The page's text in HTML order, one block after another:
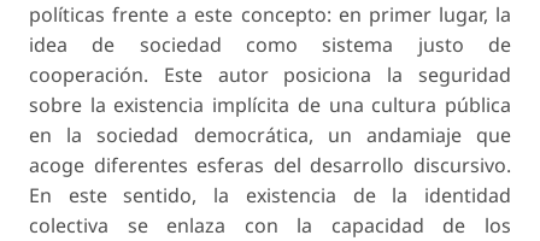
políticas frente a este concepto: en primer lugar, la
idea de sociedad como sistema justo de
cooperación. Este autor posiciona la seguridad
sobre la existencia implícita de una cultura pública
en la sociedad democrática, un andamiaje que
acoge diferentes esferas del desarrollo discursivo.
En este sentido, la existencia de la identidad
colectiva se enlaza con la capacidad de los